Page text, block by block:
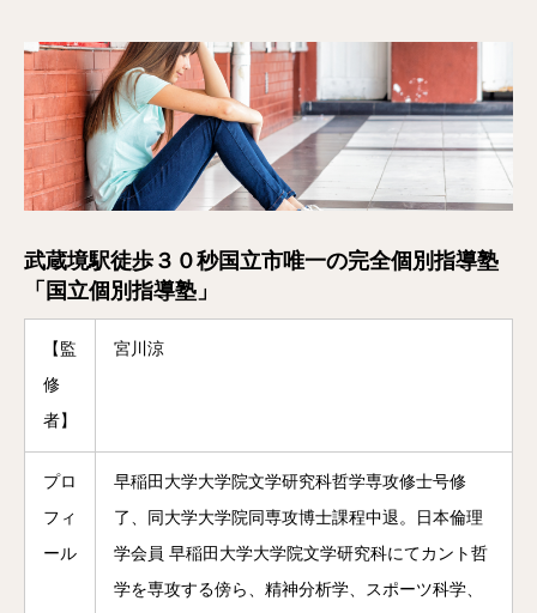
武蔵境駅徒歩３０秒国立市唯一の完全個別指導塾
「国立個別指導塾」
【監
修
者】
宮川涼
プロ
フィ
ール
早稲田大学大学院文学研究科哲学専攻修士号修
了、同大学大学院同専攻博士課程中退。日本倫理
学会員 早稲田大学大学院文学研究科にてカント哲
学を専攻する傍ら、精神分析学、スポーツ科学、